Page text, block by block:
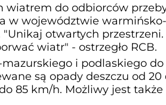
do odbiorców
w województwie
"Unikaj otwartych
wiatr" - ostrzegło RCB.
i podlaskiego do
są opady deszczu od
85 km/h. Możliwy jest także